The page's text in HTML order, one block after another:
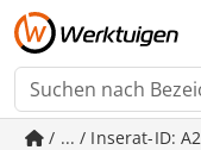
/ ... / Inserat-ID: